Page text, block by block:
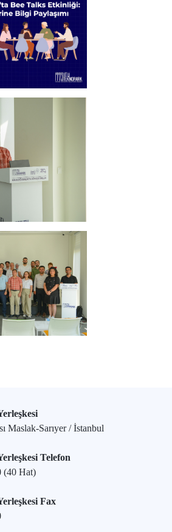
Maslak-Sarıyer / İstanbul
Telefon
(40 Hat)
Fax